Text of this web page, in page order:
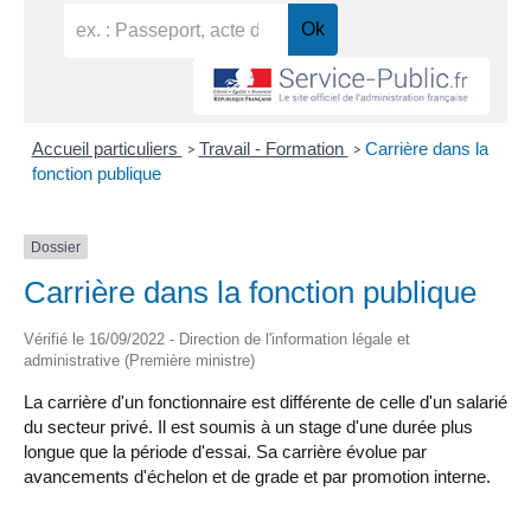
Accueil particuliers > Travail - Formation > Carrière dans la
fonction publique
Dossier
Carrière dans la fonction publique
Vérifié le 16/09/2022 - Direction de l'information légale et
administrative (Première ministre)
La carrière d'un fonctionnaire est différente de celle d'un salarié
du secteur privé. Il est soumis à un stage d'une durée plus
longue que la période d'essai. Sa carrière évolue par
avancements d'échelon et de grade et par promotion interne.